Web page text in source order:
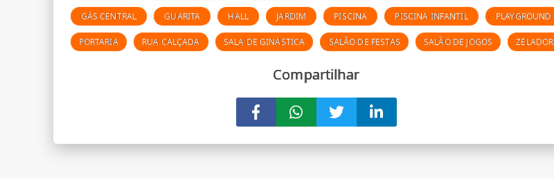
GÁS CENTRAL GUARITA HALL JARDIM PISCINA PISCINA INFANTIL PLAYGROUND
PORTARIA RUA CALÇADA SALA DE GINÁSTICA SALÃO DE FESTAS SALÃO DE JOGOS ZELADOR
Compartilhar